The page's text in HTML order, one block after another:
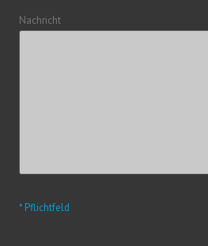
Nachricht
* Pflichtfeld